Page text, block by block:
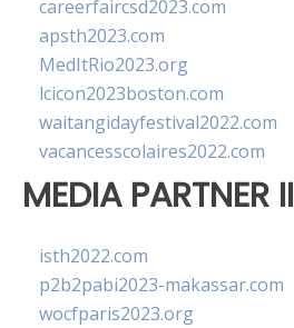
careerfaircsd2023.com
apsth2023.com
MedItRio2023.org
lcicon2023boston.com
waitangidayfestival2022.com
vacancesscolaires2022.com
MEDIA PARTNER II
isth2022.com
p2b2pabi2023-makassar.com
wocfparis2023.org